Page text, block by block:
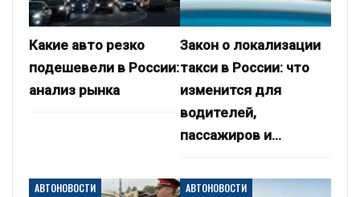
Какие авто резко
подешевели в России:
анализ рынка
Закон о локализации
такси в России: что
изменится для
водителей,
пассажиров и…
АВТОНОВОСТИ АВТОНОВОСТИ